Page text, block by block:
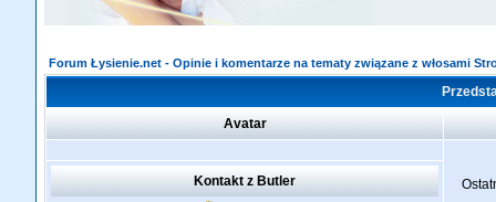
Forum Łysienie.net - Opinie i komentarze na tematy związane z włosami
Avatar
Kontakt z Butler